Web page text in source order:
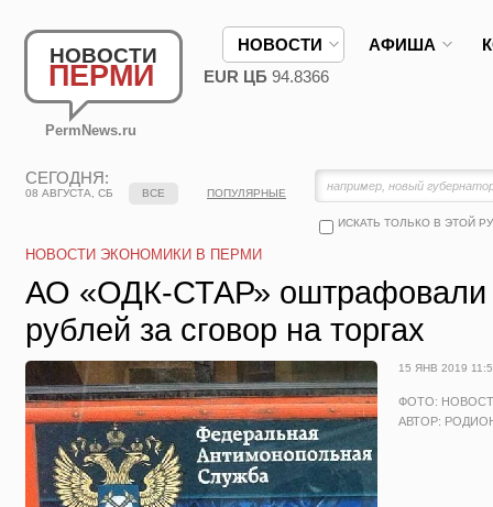
НОВОСТИ
ПЕРМИ
PermNews.ru
НОВОСТИ АФИША
EUR ЦБ 94.8366
СЕГОДНЯ:
08 АВГУСТА, СБ
ИСКАТЬ ТОЛЬКО В ЭТОЙ
ВСЕ ПОПУЛЯРНЫЕ
НОВОСТИ ЭКОНОМИКИ В ПЕРМИ
АО «ОДК-СТАР» оштрафовали
рублей за сговор на торгах
15 ЯНВ 2019
ФОТО:
АВТОР: